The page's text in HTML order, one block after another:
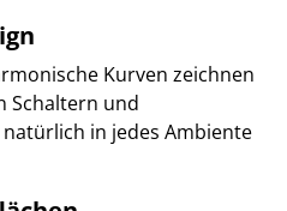
Kurven zeichnen
Schaltern und
in jedes Ambiente